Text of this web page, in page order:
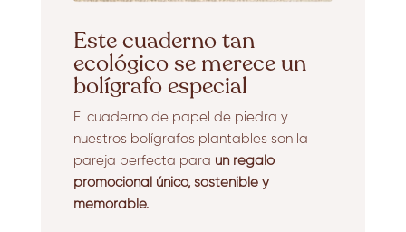
Este cuaderno tan
ecológico se merece un
bolígrafo especial
El cuaderno de papel de piedra y
nuestros bolígrafos plantables son la
pareja perfecta para un regalo
promocional único, sostenible y
memorable.